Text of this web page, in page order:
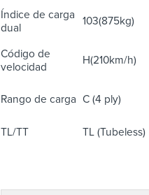
Índice de carga
dual
103(875kg)
Código de
velocidad
H(210km/h)
Rango de carga C (4 ply)
TL/TT TL (Tubeless)